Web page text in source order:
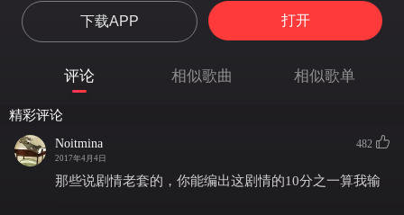
下载APP 打开
评论 相似歌曲 相似歌单
精彩评论
Noitmina
2017年4月4日
482
那些说剧情老套的，你能编出这剧情的10分之一算我输